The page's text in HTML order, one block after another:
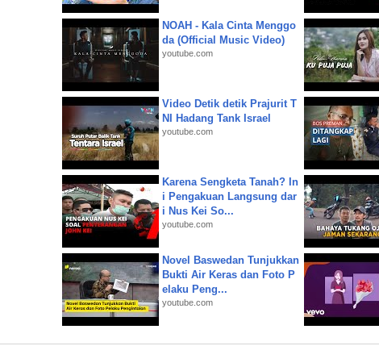
NOAH - Kala Cinta Menggo
da (Official Music Video)
youtube.com
Video Detik detik Prajurit T
NI Hadang Tank Israel
youtube.com
Karena Sengketa Tanah? In
i Pengakuan Langsung dar
i Nus Kei So...
youtube.com
Novel Baswedan Tunjukkan
Bukti Air Keras dan Foto P
elaku Peng...
youtube.com